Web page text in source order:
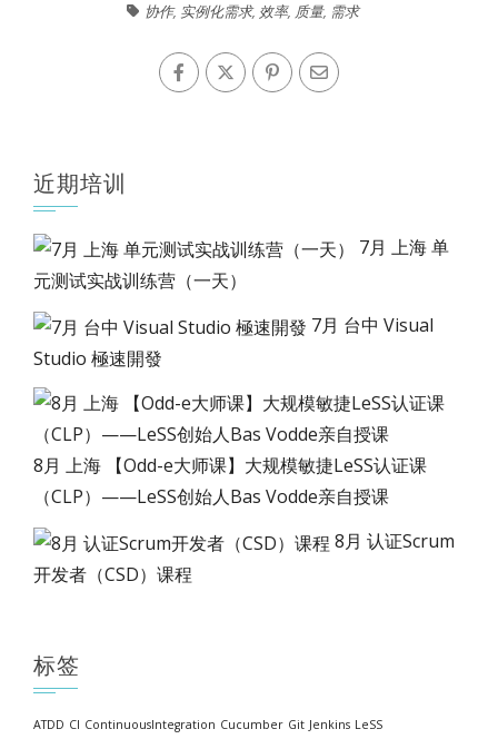
协作, 实例化需求, 效率, 质量, 需求
近期培训
7月 上海 单
元测试实战训练营（一天）
7月 台中 Visual
Studio 極速開發
8月 上海 【Odd-e大师课】大规模敏捷LeSS认证课
（CLP）——LeSS创始人Bas Vodde亲自授课
8月 认证Scrum
开发者（CSD）课程
标签
ATDD CI ContinuousIntegration Cucumber Git Jenkins LeSS